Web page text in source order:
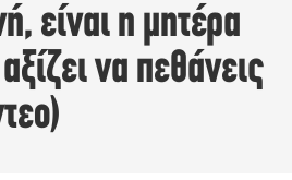
είναι η μητέρα
να πεθάνεις